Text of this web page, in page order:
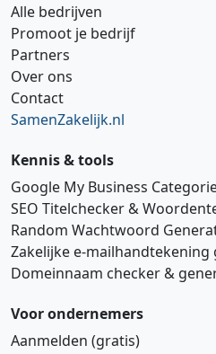
Alle bedrijven
Promoot je bedrijf
Partners
Over ons
Contact
SamenZakelijk.nl
Kennis & tools
Google My Business
SEO Titelchecker &
Random Wachtwoord
Zakelijke
Domeinnaam checker &
Voor ondernemers
Aanmelden (gratis)